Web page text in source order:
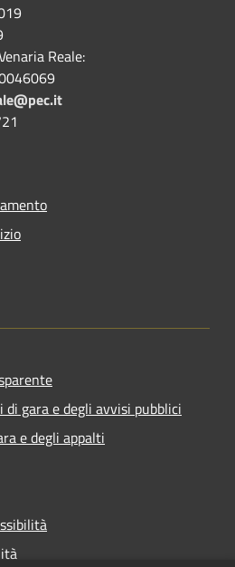
Reale:
gara e degli avvisi pubblici
e degli appalti